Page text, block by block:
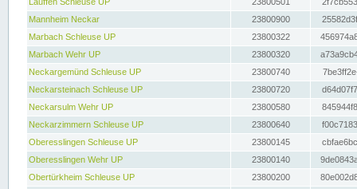
Mannheim Neckar
23800900
Marbach Schleuse UP
23800322
Marbach Wehr UP
23800320
Neckargemünd Schleuse UP
23800740
Neckarsteinach Schleuse UP
23800720
Neckarsulm Wehr UP
23800580
Neckarzimmern Schleuse UP
23800640
Oberesslingen Schleuse UP
23800145
Oberesslingen Wehr UP
23800140
Obertürkheim Schleuse UP
23800200